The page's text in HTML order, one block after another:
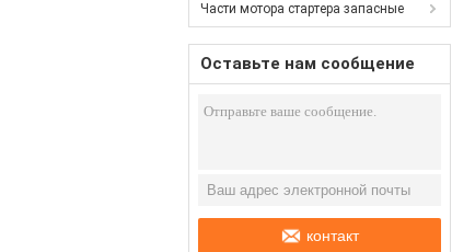
Части мотора стартера запасные
Оставьте нам сообщение
контакт